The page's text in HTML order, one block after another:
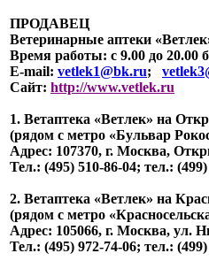
ПРОДАВЕЦ
Ветеринарные аптеки
Время работы: с 9.00 до 20.00
E-mail: vetlek1@bk.ru;
Сайт: http://www.vetlek.ru
1. Ветаптека «Ветлек» на
(рядом с метро «Бульвар
Адрес: 107370, г. Москва,
Тел.: (495) 510-86-04; тел.:
2. Ветаптека «Ветлек» на
(рядом с метро
Адрес: 105066, г. Москва, ул.
Тел.: (495) 972-74-06; тел.: